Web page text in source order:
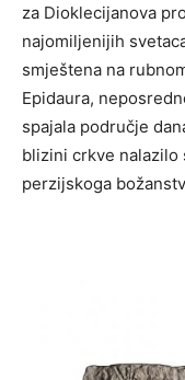
za Dioklecijanova
najomiljenijih
smještena na
Epidaura,
spajala područje
blizini crkve
perzijskoga